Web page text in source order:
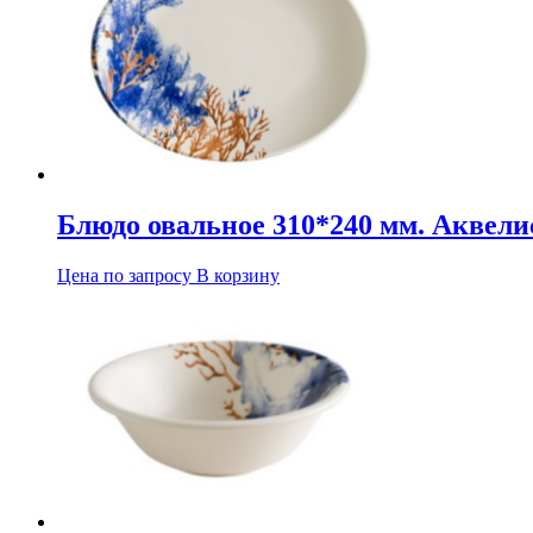
Блюдо овальное 310*240 мм.
Цена по запросу В корзину